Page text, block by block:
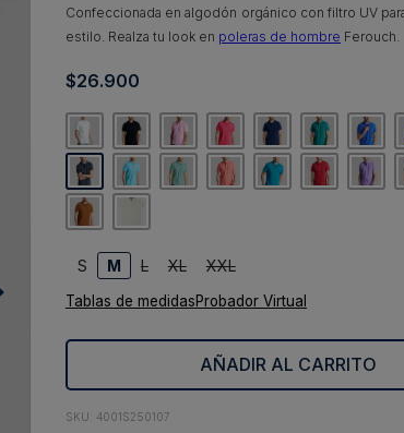
Confeccionada en algodón orgánico con filtro UV
estilo. Realza tu look en poleras de hombre Ferouch.
$26.900
S M L XL XXL
Tablas de medidasProbador Virtual
AÑADIR AL CARRITO
: 4001S250107